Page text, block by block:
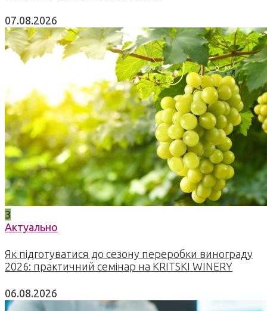
07.08.2026
3
Актуально
Як підготуватися до сезону переробки винограду
2026: практичний семінар на KRITSKI WINERY
06.08.2026